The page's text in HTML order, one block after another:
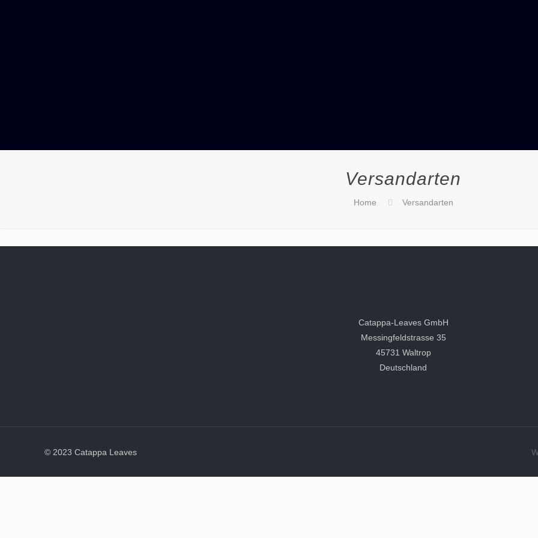
Versandarten
Home Versandarten
Catappa-Leaves GmbH
Messingfeldstrasse 35
45731 Waltrop
Deutschland
© 2023 Catappa Leaves